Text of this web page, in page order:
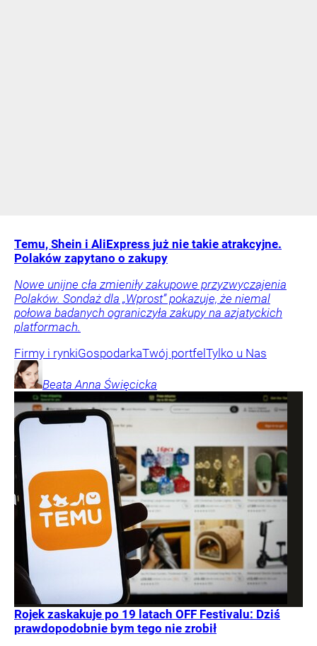
Temu, Shein i AliExpress już nie takie atrakcyjne.
Polaków zapytano o zakupy
Nowe unijne cła zmieniły zakupowe przyzwyczajenia
Polaków. Sondaż dla „Wprost” pokazuje, że niemal
połowa badanych ograniczyła zakupy na azjatyckich
platformach.
Firmy i rynkiGospodarkaTwój portfelTylko u Nas
Beata Anna Święcicka
Rojek zaskakuje po 19 latach OFF Festivalu: Dziś
prawdopodobnie bym tego nie zrobił